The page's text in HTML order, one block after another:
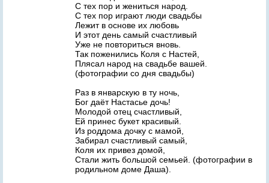
С тех пор и жениться народ.
С тех пор играют люди свадьбы
Лежит в основе их любовь
И этот день самый счастливый
Уже не повториться вновь.
Так поженились Коля с Настей,
Плясал народ на свадьбе вашей.
(фотографии со дня свадьбы)
Раз в январскую в ту ночь,
Бог даёт Настасье дочь!
Молодой отец счастливый,
Ей принес букет красивый.
Из роддома дочку с мамой,
Забирал счастливый самый,
Коля их привез домой,
Стали жить большой семьей. (фотографии в
родильном доме Даша).